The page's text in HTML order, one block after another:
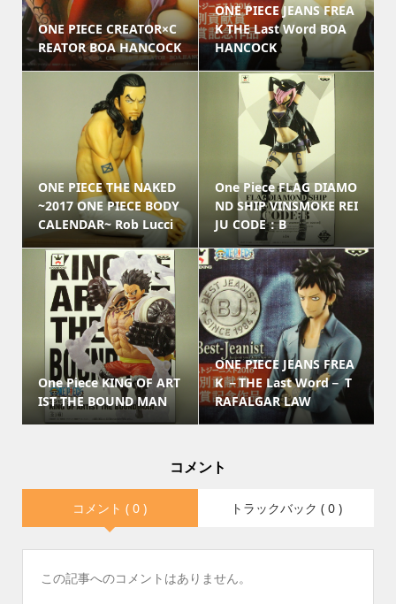
ONE PIECE CREATOR×C
REATOR BOA HANCOCK
ONE PIECE JEANS FREA
K THE Last Word BOA
HANCOCK
ONE PIECE THE NAKED
~2017 ONE PIECE BODY
CALENDAR~ Rob Lucci
One Piece FLAG DIAMO
ND SHIP VINSMOKE REI
JU CODE：B
One Piece KING OF ART
IST THE BOUND MAN
ONE PIECE JEANS FREA
K －THE Last Word－ T
RAFALGAR LAW
コメント
コメント ( 0 ) トラックバック ( 0 )
この記事へのコメントはありません。